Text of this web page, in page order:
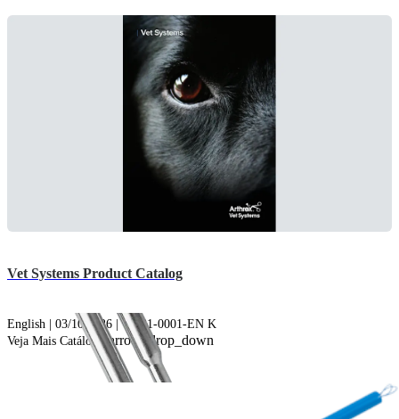
Vet Systems Product Catalog
English | 03/10/2026 | VLB1-0001-EN K
Veja Mais Catálogosarrow_drop_down